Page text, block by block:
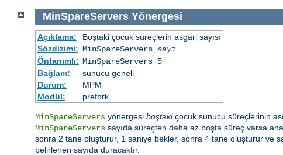
MinSpareServers Yönergesi
Açıklama:
Boştaki çocuk süreçlerin asgari sayısı
Sözdizimi: MinSpareServers sayı
Öntanımlı: MinSpareServers 5
Bağlam:
sunucu geneli
Durum:
MPM
Modül:
prefork
MinSpareServers yönergesi boştakiçocuk sunucu süreçlerinin
MinSpareServers sayıda süreçten daha az boşta süreç varsa
sonra 2 tane oluşturur, 1 saniye bekler, sonra 4 tane oluşturur ve
belirlenen sayıda duracaktır.